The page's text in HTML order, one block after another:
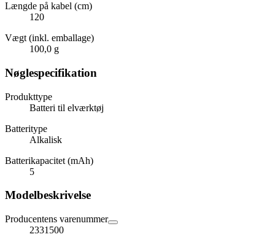
Længde på kabel (cm)
120
Vægt (inkl. emballage)
100,0 g
Nøglespecifikation
Produkttype
Batteri til elværktøj
Batteritype
Alkalisk
Batterikapacitet (mAh)
5
Modelbeskrivelse
Producentens varenummer
2331500